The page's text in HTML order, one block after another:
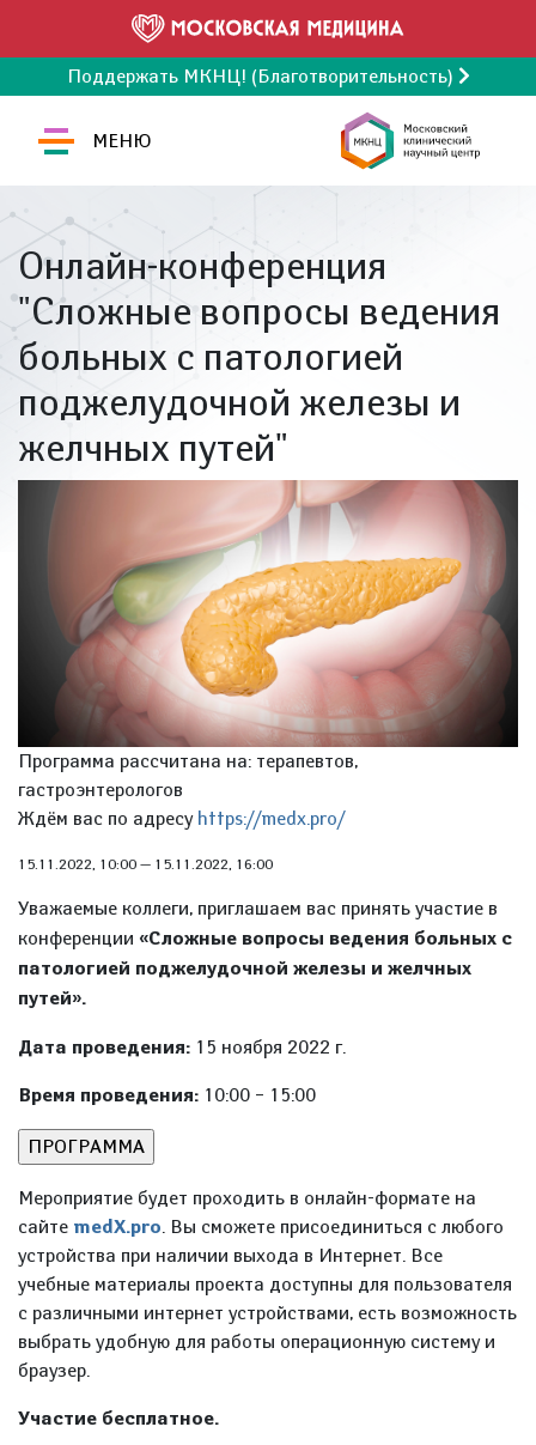
Поддержать МКНЦ! (Благотворительность)
МЕНЮ
Онлайн-конференция
"Сложные вопросы ведения
больных с патологией
поджелудочной железы и
желчных путей"
Программа рассчитана на: терапевтов,
гастроэнтерологов
Ждём вас по адресу https://medx.pro/
15.11.2022, 10:00 — 15.11.2022, 16:00
Уважаемые коллеги, приглашаем вас принять участие в
конференции «Сложные вопросы ведения больных с
патологией поджелудочной железы и желчных
путей».
Дата проведения: 15 ноября 2022 г.
Время проведения: 10:00 – 15:00
Мероприятие будет проходить в онлайн-формате на
сайте medX.pro. Вы сможете присоединиться с любого
устройства при наличии выхода в Интернет. Все
учебные материалы проекта доступны для пользователя
с различными интернет устройствами, есть возможность
выбрать удобную для работы операционную систему и
браузер.
Участие бесплатное.